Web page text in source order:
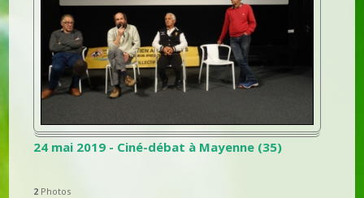
24 mai 2019 - Ciné-débat à Mayenne (35)
2 Photos